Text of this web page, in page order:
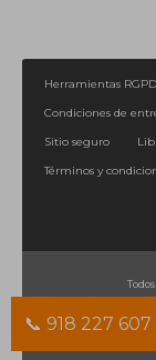
📞 918 227 607
Herramientas RGPD
Condiciones de
Sitio seguro
Términos y
Calle de